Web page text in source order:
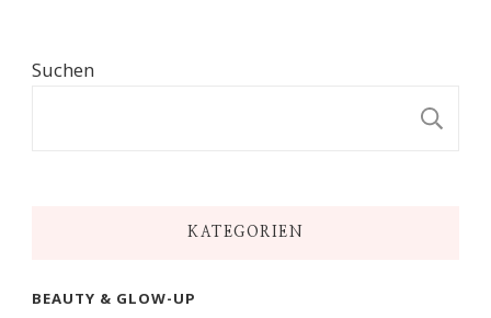
Suchen
KATEGORIEN
BEAUTY & GLOW-UP